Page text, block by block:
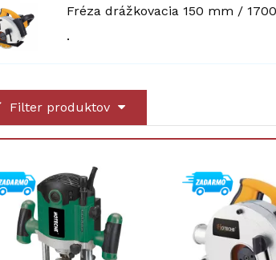
Fréza drážkovacia 150 mm /
.
Filter produktov